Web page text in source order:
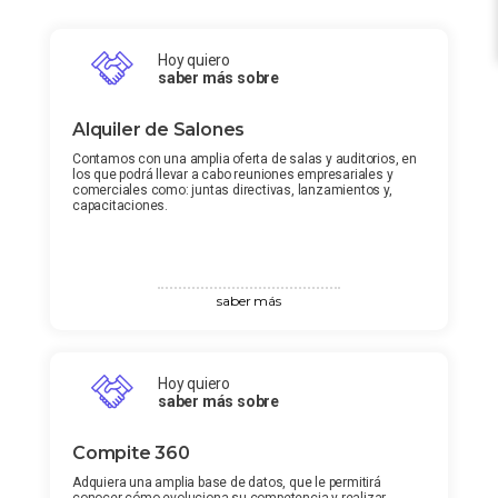
Hoy quiero
saber más sobre
Alquiler de Salones
Contamos con una amplia oferta de salas y auditorios, en
los que podrá llevar a cabo reuniones empresariales y
comerciales como: juntas directivas, lanzamientos y,
capacitaciones.
saber más
Hoy quiero
saber más sobre
Compite 360
Adquiera una amplia base de datos, que le permitirá